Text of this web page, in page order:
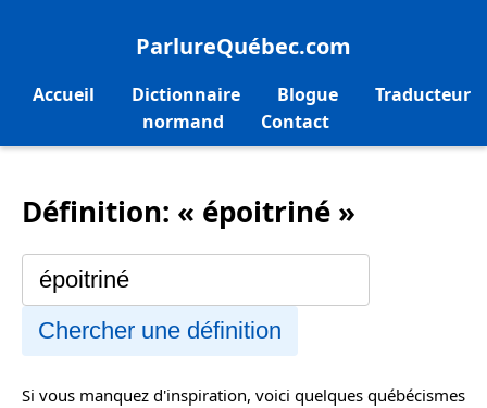
ParlureQuébec.com
Accueil Dictionnaire Blogue
Traducteur
normand
Contact
Définition: « époitriné »
Chercher une définition
Si vous manquez d'inspiration, voici quelques québécismes